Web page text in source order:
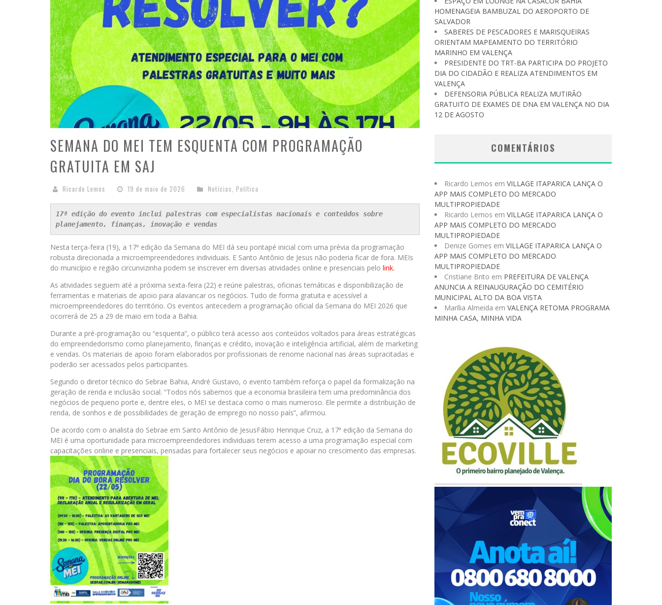
SEMANA DO MEI TEM ESQUENTA COM PROGRAMAÇÃO
GRATUITA EM SAJ
Ricardo Lemos 19 de maio de 2026 Notícias, Política
17ª edição do evento inclui palestras com especialistas nacionais e conteúdos sobre
planejamento, finanças, inovação e vendas
Nesta terça-feira (19), a 17ª edição da Semana do MEI dá seu pontapé inicial com uma prévia da programação
robusta direcionada a microempreendedores individuais. E Santo Antônio de Jesus não poderia ficar de fora. MEIs
do município e região circunvizinha podem se inscrever em diversas atividades online e presenciais pelo link.
As atividades seguem até a próxima sexta-feira (22) e reúne palestras, oficinas temáticas e disponibilização de
ferramentas e materiais de apoio para alavancar os negócios. Tudo de forma gratuita e acessível a
microempreendedores do território. Os eventos antecedem a programação oficial da Semana do MEI 2026 que
ocorrerá de 25 a 29 de maio em toda a Bahia.
Durante a pré-programação ou “esquenta”, o público terá acesso aos conteúdos voltados para áreas estratégicas
do empreendedorismo como planejamento, finanças e crédito, inovação e inteligência artificial, além de marketing
e vendas. Os materiais de apoio foram elaborados por profissionais de renome nacional nas áreas supracitadas e
poderão ser acessados pelos participantes.
Segundo o diretor técnico do Sebrae Bahia, André Gustavo, o evento também reforça o papel da formalização na
geração de renda e inclusão social. “Todos nós sabemos que a economia brasileira tem uma predominância dos
negócios de pequeno porte e, dentre eles, o MEI se destaca como o mais numeroso. Ele permite a distribuição de
renda, de sonhos e de possibilidades de geração de emprego no nosso país”, afirmou.
De acordo com o analista do Sebrae em Santo Antônio de JesusFábio Henrique Cruz, a 17ª edição da Semana do
MEI é uma oportunidade para microempreendedores individuais terem acesso a uma programação especial com
capacitações online e presenciais, pensadas para fortalecer seus negócios e apoiar no crescimento das empresas.
HOMENAGEIA BAMBUZAL DO AEROPORTO DE
SALVADOR
SABERES DE PESCADORES E MARISQUEIRAS
ORIENTAM MAPEAMENTO DO TERRITÓRIO
MARINHO EM VALENÇA
PRESIDENTE DO TRT-BA PARTICIPA DO PROJETO
DIA DO CIDADÃO E REALIZA ATENDIMENTOS EM
VALENÇA
DEFENSORIA PÚBLICA REALIZA MUTIRÃO
GRATUITO DE EXAMES DE DNA EM VALENÇA NO DIA
12 DE AGOSTO
COMENTÁRIOS
Ricardo Lemos em VILLAGE ITAPARICA LANÇA O
APP MAIS COMPLETO DO MERCADO
MULTIPROPIEDADE
Ricardo Lemos em VILLAGE ITAPARICA LANÇA O
APP MAIS COMPLETO DO MERCADO
MULTIPROPIEDADE
Denize Gomes em VILLAGE ITAPARICA LANÇA O
APP MAIS COMPLETO DO MERCADO
MULTIPROPIEDADE
Cristiane Brito em PREFEITURA DE VALENÇA
ANUNCIA A REINAUGURAÇÃO DO CEMITÉRIO
MUNICIPAL ALTO DA BOA VISTA
Marília Almeida em VALENÇA RETOMA PROGRAMA
MINHA CASA, MINHA VIDA